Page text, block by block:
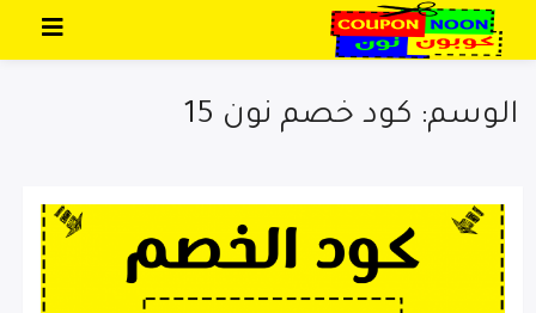
الوسم: كود خصم نون 15